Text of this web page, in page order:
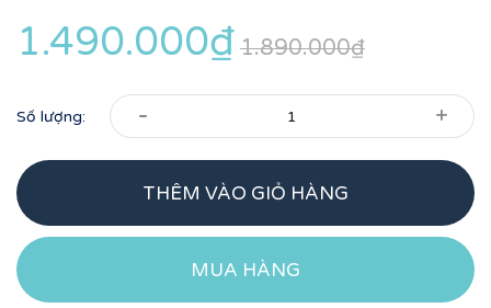
1.490.000₫ 1.890.000₫
Số lượng: - +
THÊM VÀO GIỎ HÀNG
MUA HÀNG